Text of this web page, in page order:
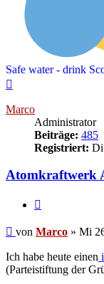
Safe water - drink
Marco
Administrator
Beiträge: 485
Registriert: Di
Atomkraftwerk
Beitrag
von Marco » Mi
Ich habe heute einen
(Parteistiftung der